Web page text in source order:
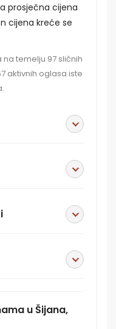
prosječna cijena
cijena kreće se
temelju 97 sličnih
aktivnih oglasa iste
u Šijana,